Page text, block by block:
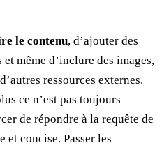
le contenu, d’ajouter des
même d’inclure des images,
ressources externes.
ce n’est pas toujours
de répondre à la requête de
et concise. Passer les